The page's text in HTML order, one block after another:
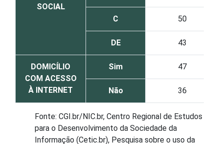
SOCIAL
C 50
DE 43
DOMICÍLIO
COM ACESSO
À INTERNET
Sim 47
Não 36
Fonte: CGI.br/NIC.br, Centro Regional de Estudos
para o Desenvolvimento da Sociedade da
Informação (Cetic.br), Pesquisa sobre o uso da